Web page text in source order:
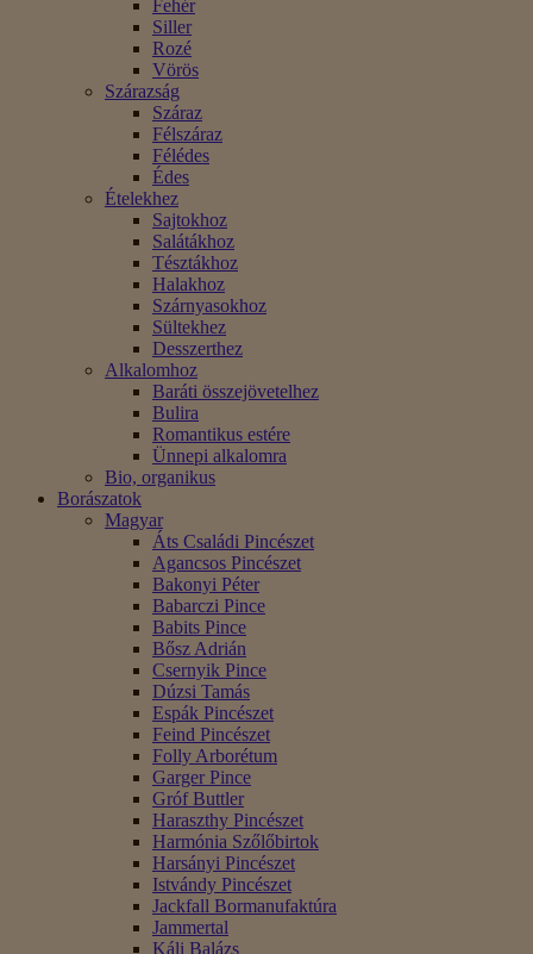
Fehér
Siller
Rozé
Vörös
Szárazság
Száraz
Félszáraz
Félédes
Édes
Ételekhez
Sajtokhoz
Salátákhoz
Tésztákhoz
Halakhoz
Szárnyasokhoz
Sültekhez
Desszerthez
Alkalomhoz
Baráti összejövetelhez
Bulira
Romantikus estére
Ünnepi alkalomra
Bio, organikus
Borászatok
Magyar
Áts Családi Pincészet
Agancsos Pincészet
Bakonyi Péter
Babarczi Pince
Babits Pince
Bősz Adrián
Csernyik Pince
Dúzsi Tamás
Espák Pincészet
Feind Pincészet
Folly Arborétum
Garger Pince
Gróf Buttler
Haraszthy Pincészet
Harmónia Szőlőbirtok
Harsányi Pincészet
Istvándy Pincészet
Jackfall Bormanufaktúra
Jammertal
Káli Balázs